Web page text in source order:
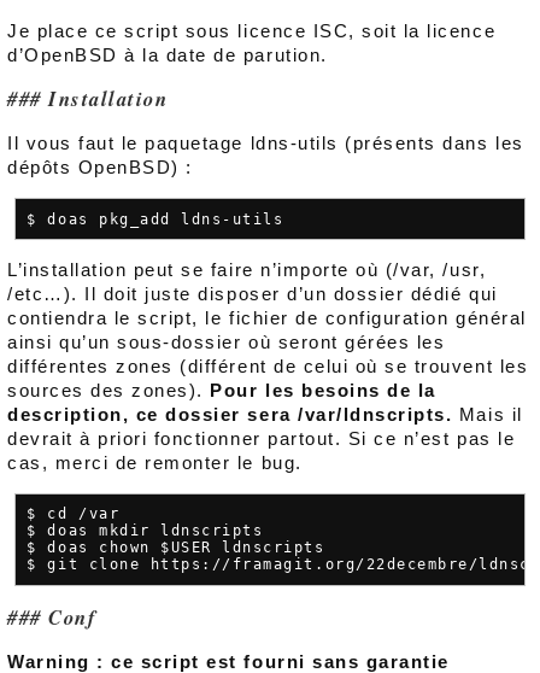
Je place ce script sous licence ISC, soit la licence
d’OpenBSD à la date de parution.
Installation
Il vous faut le paquetage ldns-utils (présents dans les
dépôts OpenBSD) :
L’installation peut se faire n’importe où (/var, /usr,
/etc…). Il doit juste disposer d’un dossier dédié qui
contiendra le script, le fichier de configuration général
ainsi qu’un sous-dossier où seront gérées les
différentes zones (différent de celui où se trouvent les
sources des zones). Pour les besoins de la
description, ce dossier sera /var/ldnscripts. Mais il
devrait à priori fonctionner partout. Si ce n’est pas le
cas, merci de remonter le bug.
$ cd /var
$ doas mkdir ldnscripts
$ doas chown $USER ldnscripts
Conf
Warning : ce script est fourni sans garantie